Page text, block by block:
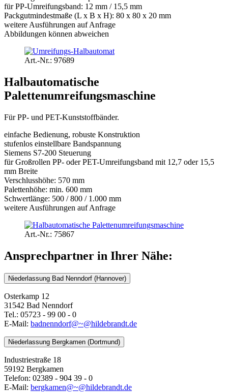
für PP-Umreifungsband: 12 mm / 15,5 mm
Packgutmindestmaße (L x B x H): 80 x 80 x 20 mm
weitere Ausführungen auf Anfrage
Abbildungen können abweichen
Art.-Nr.: 97689
Halbautomatische
Palettenumreifungsmaschine
Für PP- und PET-Kunststoffbänder.
einfache Bedienung, robuste Konstruktion
stufenlos einstellbare Bandspannung
Siemens S7-200 Steuerung
für Großrollen PP- oder PET-Umreifungsband mit 12,7 oder 15,5
mm Breite
Verschlusshöhe: 570 mm
Palettenhöhe: min. 600 mm
Schwertlänge: 500 / 800 / 1.000 mm
weitere Ausführungen auf Anfrage
Art.-Nr.: 75867
Ansprechpartner in Ihrer Nähe:
Niederlassung Bad Nenndorf (Hannover)
Osterkamp 12
31542 Bad Nenndorf
Tel.: 05723 - 99 00 - 0
E-Mail: badnenndorf@~@hildebrandt.de
Niederlassung Bergkamen (Dortmund)
Industriestraße 18
59192 Bergkamen
Telefon: 02389 - 904 39 - 0
E-Mail: bergkamen@~@hildebrandt.de